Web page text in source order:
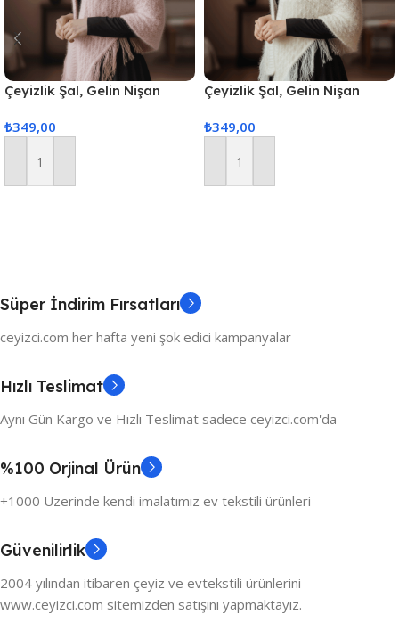
Çeyizlik Şal, Gelin Nişan
₺349,00
Sepete Ekle
Çeyizlik Şal, Gelin Nişan
₺349,00
Sepete Ekle
Süper İndirim Fırsatları
ceyizci.com her hafta yeni şok edici kampanyalar
Hızlı Teslimat
Aynı Gün Kargo ve Hızlı Teslimat sadece ceyizci.com'da
%100 Orjinal Ürün
+1000 Üzerinde kendi imalatımız ev tekstili ürünleri
Güvenilirlik
2004 yılından itibaren çeyiz ve evtekstili ürünlerini
www.ceyizci.com sitemizden satışını yapmaktayız.